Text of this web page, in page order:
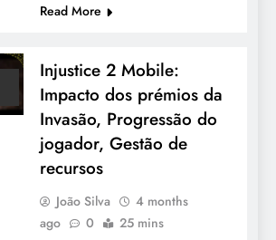
Read More
Injustice 2 Mobile:
Impacto dos prémios da
Invasão, Progressão do
jogador, Gestão de
recursos
João Silva
4 months
ago
0 25 mins